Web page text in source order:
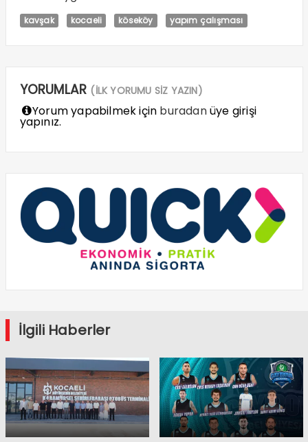
kavşak kocaeli köseköy yapım çalışması
YORUMLAR (İLK YORUMU SİZ YAZIN)
Yorum yapabilmek için buradanüye girişi
yapınız.
İlgili Haberler